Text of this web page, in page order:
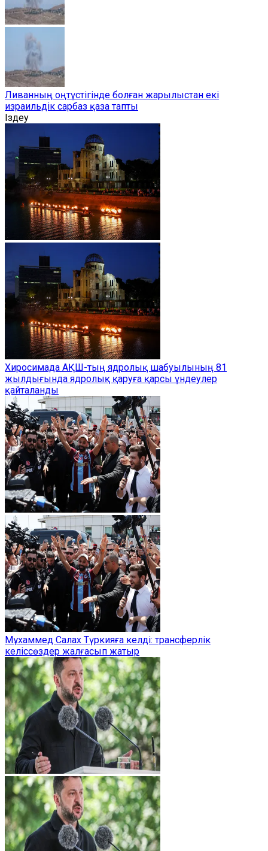
Ливанның оңтүстігінде болған жарылыстан екі
израильдік сарбаз қаза тапты
Іздеу
Хиросимада АҚШ-тың ядролық шабуылының 81
жылдығында ядролық қаруға қарсы үндеулер
қайталанды
Мұхаммед Салах Түркияға келді: трансферлік
келіссөздер жалғасып жатыр